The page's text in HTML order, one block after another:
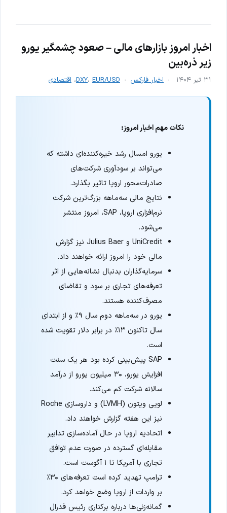
اخبار امروز بازارهای مالی – صعود چشمگیر یورو
زیر ذره‌بین
۳۱ تیر ۱۴۰۴ اخبار فارکس DXY، EUR/USD ، اقتصادی
نکات مهم اخبار امروز:
یورو امسال رشد خیره‌کننده‌ای داشته که
می‌تواند بر سودآوری شرکت‌های
صادرات‌محور اروپا تاثیر بگذارد.
نتایج مالی سه‌ماهه بزرگ‌ترین شرکت
نرم‌افزاری اروپا، SAP، امروز منتشر
می‌شود.
UniCredit و Julius Baer نیز گزارش
مالی خود را امروز ارائه خواهند داد.
سرمایه‌گذاران بدنبال نشانه‌هایی از اثر
تعرفه‌های تجاری بر سود و تقاضای
مصرف‌کننده هستند.
یورو در سه‌ماهه دوم سال ۹٪ و از ابتدای
سال تاکنون ۱۳٪ در برابر دلار تقویت شده
است.
SAP پیش‌بینی کرده بود هر یک سنت
افزایش یورو، ۳۰ میلیون یورو از درآمد
سالانه شرکت کم می‌کند.
لویی ویتون (LVMH) و داروسازی Roche
نیز این هفته گزارش خواهند داد.
اتحادیه اروپا در حال آماده‌سازی تدابیر
مقابله‌ای گسترده در صورت عدم توافق
تجاری با آمریکا تا ۱ آگوست است.
ترامپ تهدید کرده است تعرفه‌های ۳۰٪
بر واردات از اروپا وضع خواهد کرد.
گمانه‌زنی‌ها درباره برکناری رئیس فدرال